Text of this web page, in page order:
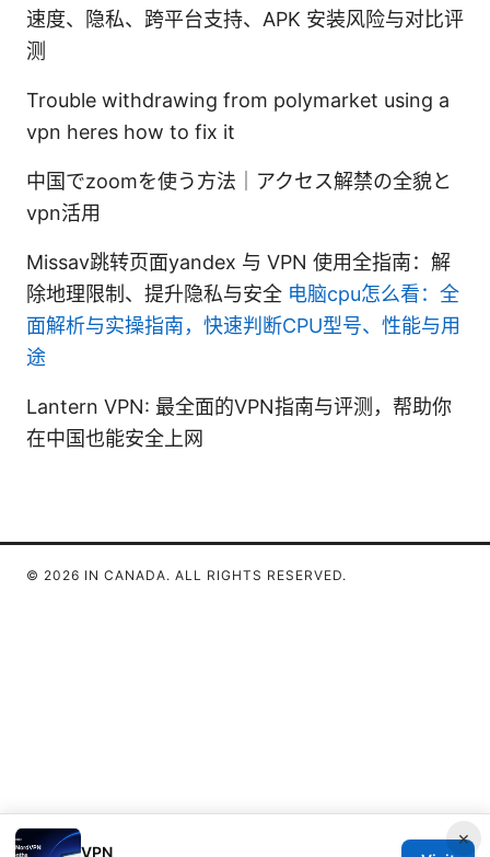
速度、隐私、跨平台支持、APK 安装风险与对比评
测
Trouble withdrawing from polymarket using a
vpn heres how to fix it
中国でzoomを使う方法│アクセス解禁の全貌と
vpn活用
Missav跳转页面yandex 与 VPN 使用全指南：解
除地理限制、提升隐私与安全 电脑cpu怎么看：全
面解析与实操指南，快速判断CPU型号、性能与用
途
Lantern VPN: 最全面的VPN指南与评测，帮助你
在中国也能安全上网
×
VPN
© 2026 IN CANADA. ALL RIGHTS RESERVED.